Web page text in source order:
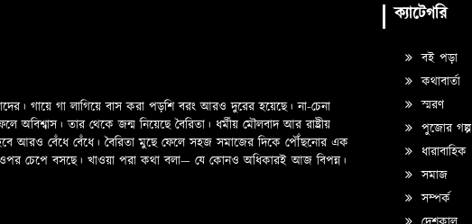
গায়ে গা লাগিয়ে বাস করা পড়শি বরং আরও দুরের হয়েছে। না-চেনা
তার থেকে জন্ম নিয়েছে বৈরিতা। ধর্মীয় মৌলবাদ আর রাষ্ট্রীয়
আরও বেঁধে বেঁধে। বৈরিতা মুছে ফেলে সহজ সমাজের দিকে পৌঁছনোর এক
ওপর চেপে বসছে। খাওয়া পরা কথা বলা—­­ যে কোনও অধিকারই আজ বিপন্ন।
ক্যাটেগরি
বই পড়া
কথাবার্তা
স্মরণ
পুজোর গল্প
ধারাবাহিক
সমাজ
সম্পর্ক